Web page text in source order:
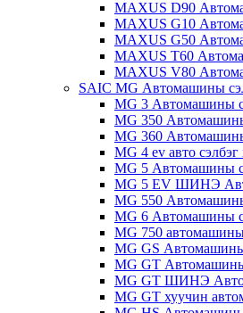
MAXUS D90
MAXUS G10
MAXUS G50
MAXUS T60
MAXUS V80
SAIC MG Автомашины
MG 3 Автомашины
MG 350
MG 360
MG 4 ev авто сэлбэг
MG 5 Автомашины
MG 5 EV ШИНЭ
MG 550
MG 6 Автомашины
MG 750 автомашины
MG GS Автомашины
MG GT Автомашины
MG GT ШИНЭ
MG GT хуучин